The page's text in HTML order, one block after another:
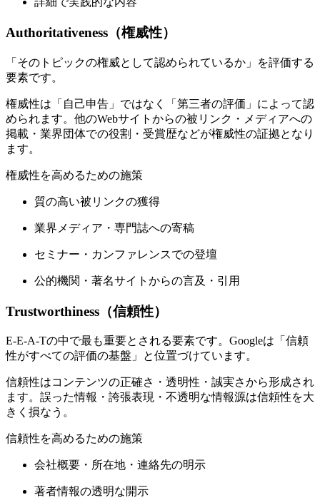
Authoritativeness（権威性）
「そのトピックの権威として認められているか」を評価する
要素です。
権威性は「自己申告」ではなく「第三者の評価」によって認
められます。他のWebサイトからの被リンク・メディアへの
掲載・業界団体での役割・受賞歴などが権威性の証拠となり
ます。
権威性を高めるための施策
質の高い被リンクの獲得
業界メディア・専門誌への寄稿
セミナー・カンファレンスでの登壇
公的機関・著名サイトからの言及・引用
Trustworthiness（信頼性）
E-E-A-Tの中で最も重要とされる要素です。Googleは「信頼
性がすべての評価の基盤」と位置づけています。
信頼性はコンテンツの正確さ・透明性・誠実さから形成され
ます。誤った情報・誇張表現・不透明な情報源は信頼性を大
きく損なう。
信頼性を高めるための施策
会社概要・所在地・連絡先の明示
著者情報の透明な開示